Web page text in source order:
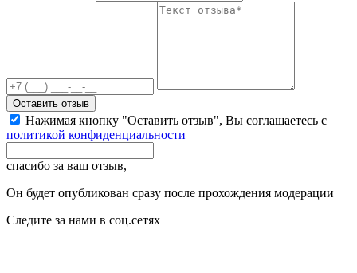
Оставить отзыв
Нажимая кнопку "Оставить отзыв", Вы соглашаетесь с
политикой конфиденциальности
спасибо за ваш отзыв,
Он будет опубликован сразу после прохождения модерации
Следите за нами в соц.сетях